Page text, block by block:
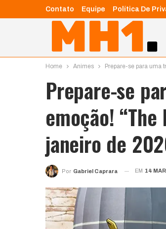
Contato Equipe Política De
Home Animes Prepare-se para uma
Prepare-se
emoção!
janeiro de
Por Gabriel Caprara EM 14